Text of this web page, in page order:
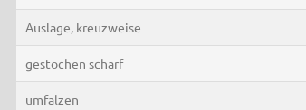
Auslage, kreuzweise
gestochen scharf
umfalzen